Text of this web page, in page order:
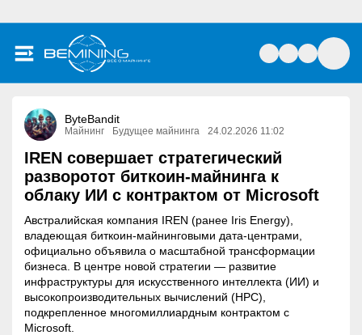
ByteBandit
Майнинг Будущее майнинга 24.02.2026 11:02
IREN совершает стратегический
разворотот биткоин-майнинга к
облаку ИИ с контрактом от Microsoft
Австралийская компания IREN (ранее Iris Energy),
владеющая биткоин-майнинговыми дата-центрами,
официально объявила о масштабной трансформации
бизнеса. В центре новой стратегии — развитие
инфраструктуры для искусственного интеллекта (ИИ) и
высокопроизводительных вычислений (HPC),
подкрепленное многомиллиардным контрактом с
Microsoft.